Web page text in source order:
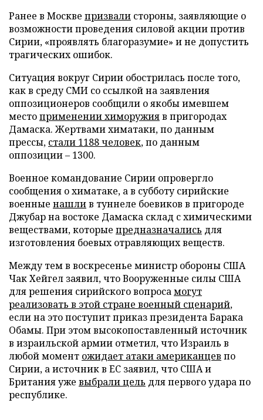
Ранее в Москве призвали стороны, заявляющие о
возможности проведения силовой акции против
Сирии, «проявлять благоразумие» и не допустить
трагических ошибок.
Ситуация вокруг Сирии обострилась после того,
как в среду СМИ со ссылкой на заявления
оппозиционеров сообщили о якобы имевшем
местоприменении химоружияв пригородах
Дамаска. Жертвами химатаки, по данным
прессы, стали 1188 человек, по данным
оппозиции – 1300.
Военное командование Сирии опровергло
сообщения о химатаке, а в субботу сирийские
военные нашлив туннеле боевиков в пригороде
Джубар на востоке Дамаска склад с химическими
веществами, которые предназначались для
изготовления боевых отравляющих веществ.
Между тем в воскресенье министр обороны США
Чак Хейгел заявил, что Вооруженные силы США
для решения сирийского вопросамогут
реализовать в этой стране военный сценарий,
если на это поступит приказ президента Барака
Обамы. При этом высокопоставленный источник
в израильской армии отметил, что Израиль в
любой момент ожидает атаки американцев по
Сирии, а источник в ЕС заявил, что США и
Британия уже выбрали цель для первого удара по
республике.